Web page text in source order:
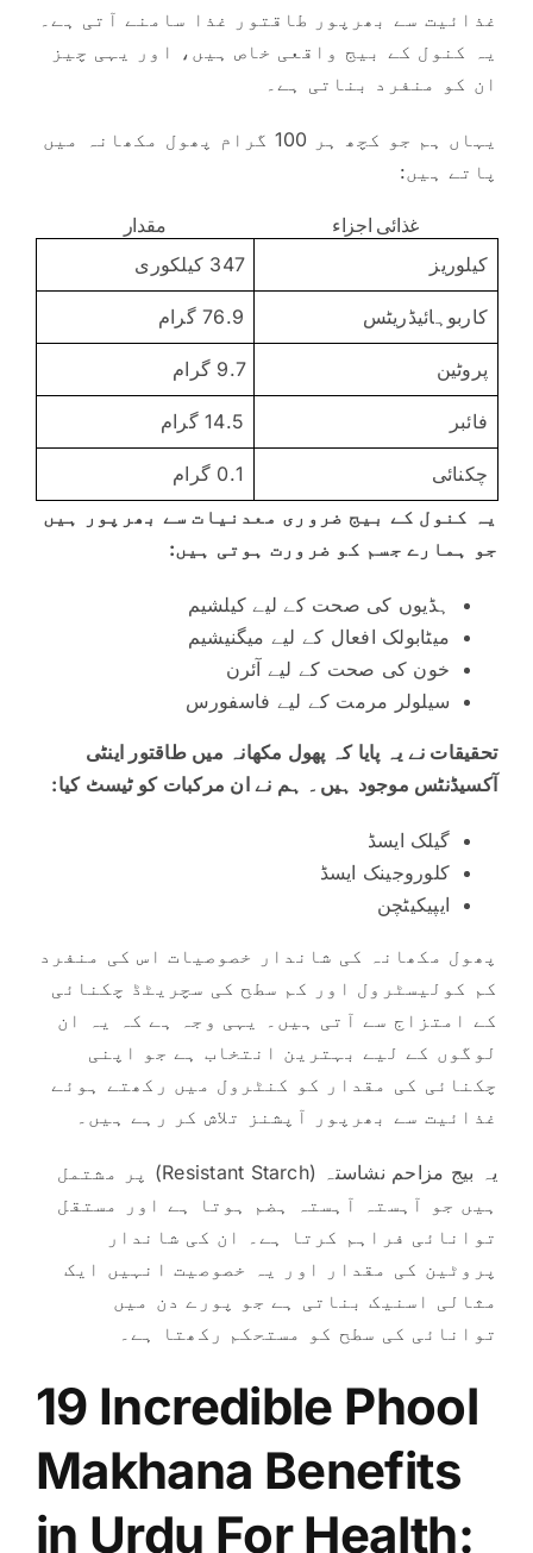
غذائیت سے بھرپور طاقتور غذا سامنے آتی ہے۔
یہ کنول کے بیج واقعی خاص ہیں، اور یہی چیز
ان کو منفرد بناتی ہے۔
یہاں ہم جو کچھ ہر 100 گرام پھول مکھانہ میں
پاتے ہیں:
غذائی اجزاء
مقدار
کیلوریز
347 کیلکوری
کاربوہائیڈریٹس 76.9 گرام
پروٹین 9.7 گرام
فائبر 14.5 گرام
چکنائی
0.1 گرام
یہ کنول کے بیج ضروری معدنیات سے بھرپور ہیں
جو ہمارے جسم کو ضرورت ہوتی ہیں:
ہڈیوں کی صحت کے لیے کیلشیم
میٹابولک افعال کے لیے میگنیشیم
خون کی صحت کے لیے آئرن
سیلولر مرمت کے لیے فاسفورس
تحقیقات نے یہ پایا کہ پھول مکھانہ میں طاقتور اینٹی
آکسیڈنٹس موجود ہیں۔ ہم نے ان مرکبات کو ٹیسٹ کیا:
گیلک ایسڈ
کلوروجینک ایسڈ
ایپیکیٹچن
پھول مکھانہ کی شاندار خصوصیات اس کی منفرد
کم کولیسٹرول اور کم سطح کی سچریٹڈ چکنائی
کے امتزاج سے آتی ہیں۔ یہی وجہ ہے کہ یہ ان
لوگوں کے لیے بہترین انتخاب ہے جو اپنی
چکنائی کی مقدار کو کنٹرول میں رکھتے ہوئے
غذائیت سے بھرپور آپشنز تلاش کر رہے ہیں۔
یہ بیج مزاحم نشاستہ (Resistant Starch) پر مشتمل
ہیں جو آہستہ آہستہ ہضم ہوتا ہے اور مستقل
توانائی فراہم کرتا ہے۔ ان کی شاندار
پروٹین کی مقدار اور یہ خصوصیت انہیں ایک
مثالی اسنیک بناتی ہے جو پورے دن میں
توانائی کی سطح کو مستحکم رکھتا ہے۔
19 Incredible Phool
Makhana Benefits
in Urdu For Health: